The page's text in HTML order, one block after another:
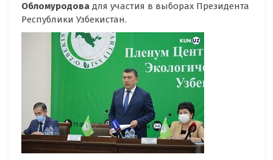
Обломуродова для участия в выборах Президента
Республики Узбекистан.